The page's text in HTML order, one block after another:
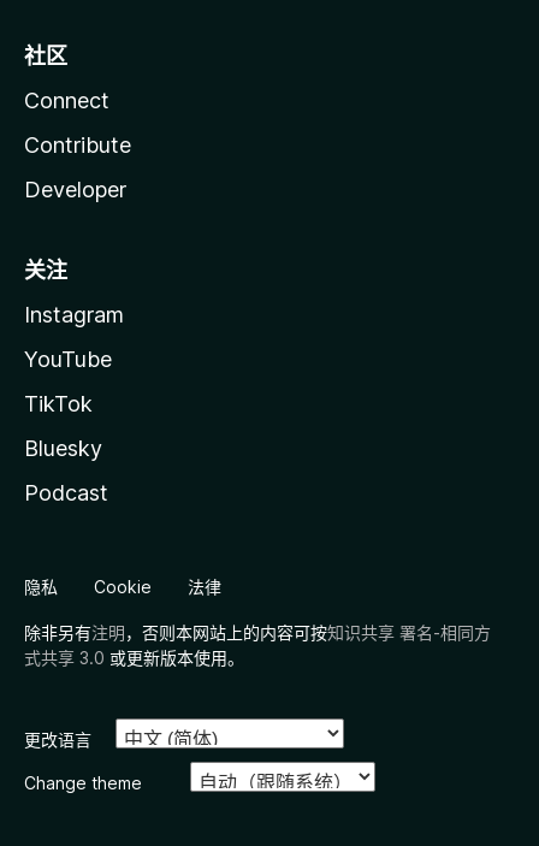
社区
Connect
Contribute
Developer
关注
Instagram
YouTube
TikTok
Bluesky
Podcast
隐私 Cookie 法律
除非另有注明，否则本网站上的内容可按知识共享 署名-相同方
式共享 3.0 或更新版本使用。
更改语言
Change theme